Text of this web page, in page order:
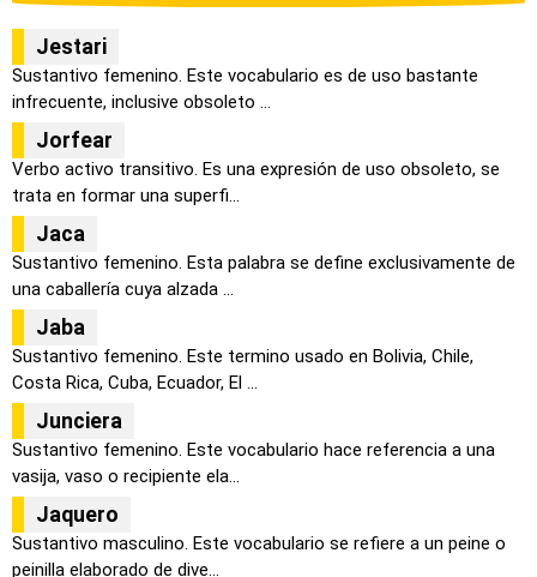
Jestari
Sustantivo femenino. Este vocabulario es de uso bastante
infrecuente, inclusive obsoleto ...
Jorfear
Verbo activo transitivo. Es una expresión de uso obsoleto, se
trata en formar una superfi...
Jaca
Sustantivo femenino. Esta palabra se define exclusivamente de
una caballería cuya alzada ...
Jaba
Sustantivo femenino. Este termino usado en Bolivia, Chile,
Costa Rica, Cuba, Ecuador, El ...
Junciera
Sustantivo femenino. Este vocabulario hace referencia a una
vasija, vaso o recipiente ela...
Jaquero
Sustantivo masculino. Este vocabulario se refiere a un peine o
peinilla elaborado de dive...